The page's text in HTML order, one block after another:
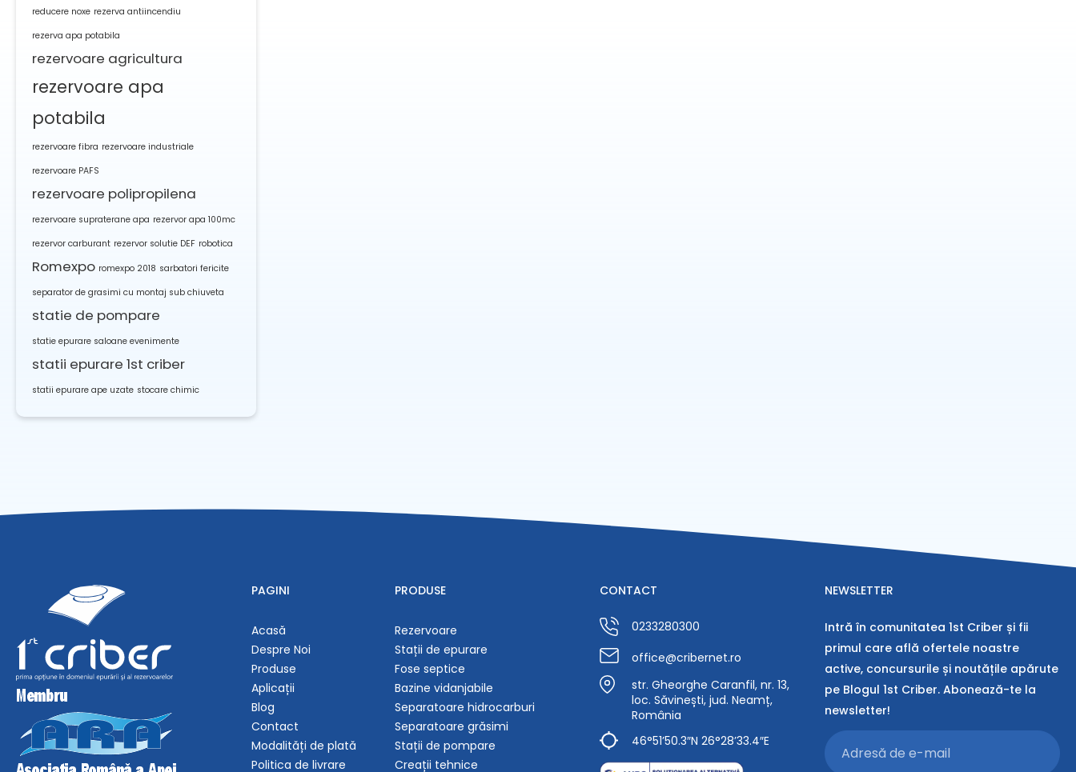
reducere noxe rezerva antiincendiu
rezerva apa potabila
rezervoare agricultura
rezervoare apa
potabila
rezervoare fibra rezervoare industriale
rezervoare PAFS
rezervoare polipropilena
rezervoare supraterane apa rezervor apa 100mc
rezervor carburant rezervor solutie DEF robotica
Romexpo romexpo 2018 sarbatori fericite
separator de grasimi cu montaj sub chiuveta
statie de pompare
statie epurare saloane evenimente
statii epurare 1st criber
statii epurare ape uzate stocare chimic
PAGINI
Acasă
Despre Noi
Produse
Aplicații
Blog
Contact
Modalități de plată
Politica de livrare
PRODUSE
Rezervoare
Stații de epurare
Fose septice
Bazine vidanjabile
Separatoare hidrocarburi
Separatoare grăsimi
Stații de pompare
Creații tehnice
CONTACT
0233280300
office@cribernet.ro
str. Gheorghe Caranfil, nr. 13,
loc. Săvinești, jud. Neamț,
România
46°51’50.3″N 26°28’33.4″E
NEWSLETTER
Intră în comunitatea 1st Criber și fii
primul care află ofertele noastre
active, concursurile și noutățile apărute
pe Blogul 1st Criber. Abonează-te la
newsletter!